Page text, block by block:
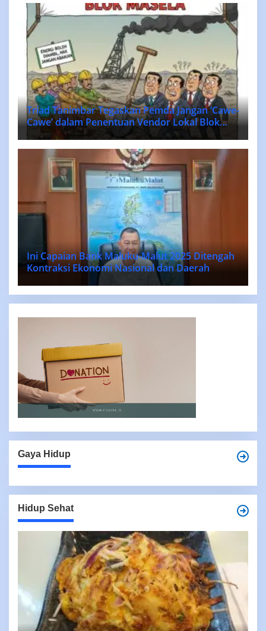
Triad Tanimbar Tegaskan Pemda Jangan ‘Cawe-
Cawe’ dalam Penentuan Vendor Lokal Blok
MASELA.
Ini Capaian Bank Maluku-Malut 2025 Ditengah
Kontraksi Ekonomi Nasional dan Daerah
Gaya Hidup
Hidup Sehat